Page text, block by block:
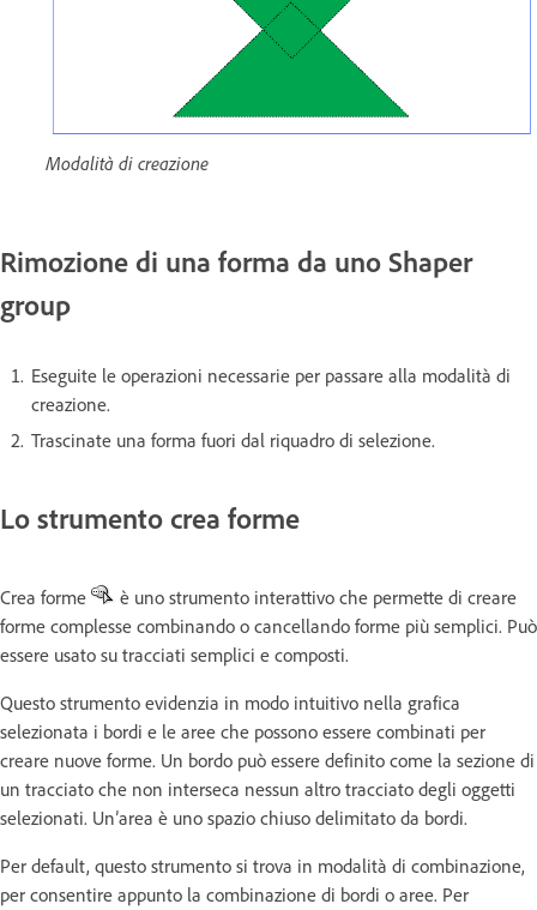
Modalità di creazione
Rimozione di una forma da uno Shaper
group
Eseguite le operazioni necessarie per passare alla modalità di
creazione.
Trascinate una forma fuori dal riquadro di selezione.
Lo strumento crea forme
Crea forme
è uno strumento interattivo che permette di creare
forme complesse combinando o cancellando forme più semplici. Può
essere usato su tracciati semplici e composti.
Questo strumento evidenzia in modo intuitivo nella grafica
selezionata i bordi e le aree che possono essere combinati per
creare nuove forme. Un bordo può essere definito come la sezione di
un tracciato che non interseca nessun altro tracciato degli oggetti
selezionati. Un’area è uno spazio chiuso delimitato da bordi.
Per default, questo strumento si trova in modalità di combinazione,
per consentire appunto la combinazione di bordi o aree. Per